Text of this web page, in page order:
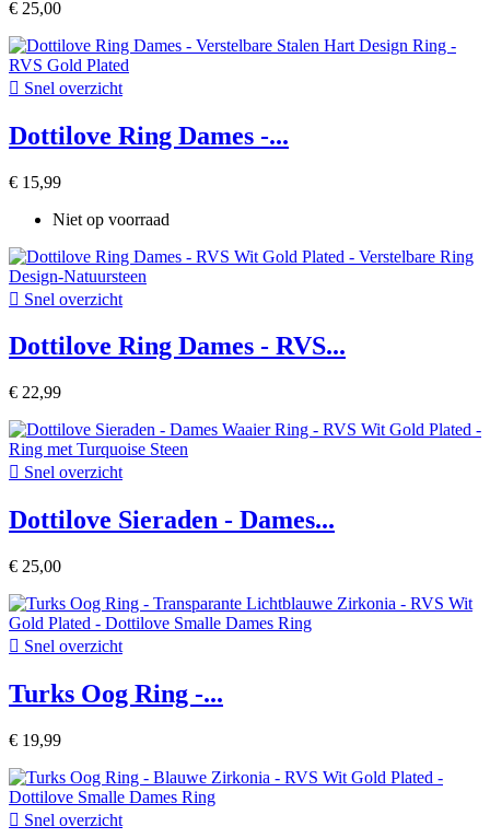
€ 25,00
 Snel overzicht
Dottilove Ring Dames -...
€ 15,99
Niet op voorraad
 Snel overzicht
Dottilove Ring Dames - RVS...
€ 22,99
 Snel overzicht
Dottilove Sieraden - Dames...
€ 25,00
 Snel overzicht
Turks Oog Ring -...
€ 19,99
 Snel overzicht